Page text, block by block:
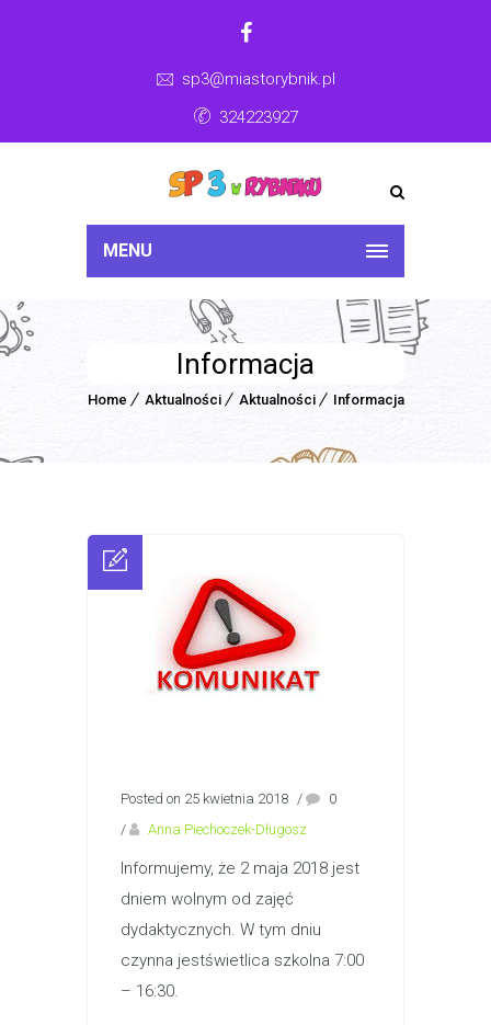
sp3@miastorybnik.pl
324223927
MENU
Informacja
Home Aktualności Aktualności Informacja
Posted on 25 kwietnia 2018 /
0
/
Anna Piechoczek-Długosz
Informujemy, że 2 maja 2018 jest
dniem wolnym od zajęć
dydaktycznych. W tym dniu
czynna jestświetlica szkolna 7:00
– 16:30.